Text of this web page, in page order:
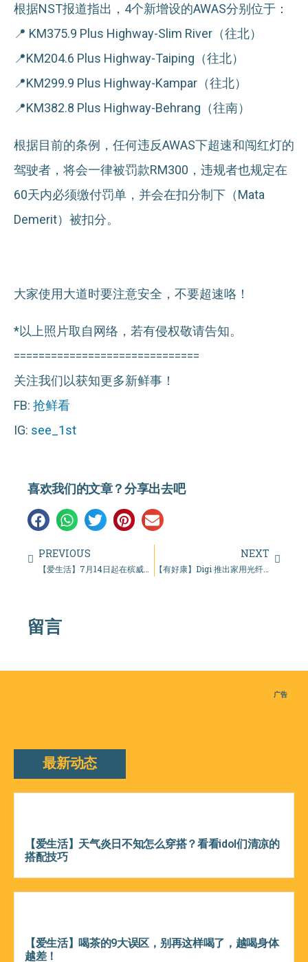
根据NST报道指出，4个新增设的AWAS分别位于：
📍 KM375.9 Plus Highway-Slim River（往北）
📍KM204.6 Plus Highway-Taiping（往北）
📍KM299.9 Plus Highway-Kampar（往北）
📍KM382.8 Plus Highway-Behrang（往南）
根据目前的条例，任何违反AWAS下超速和闯红灯的
驾驶者，将会一律被罚款RM300，违规者也规定在
60天内必须缴付罚单，并会在扣分制下（Mata
Demerit）被扣分。
大家使用大道时要注意安全，不要超速咯！
*以上照片取自网络，若有侵权敬请告知。
==============================
关注我们以获知更多新鲜事！
FB: 抢鲜看
IG: see_1st
喜欢我们的文章？分享出去吧
PREVIOUS NEXT
【有好康】Digi 推出家用光纤宽频，网速高达1Gbps！
留言
广告
最新动态
【爱生活】天气炎日不知怎么穿搭？看看idol们清凉的
搭配技巧
【爱生活】喝茶的9大误区，别再这样喝了，越喝身体
越差！